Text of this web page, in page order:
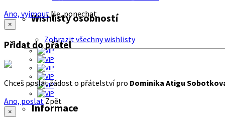
Wishlisty osobností
Zobrazit všechny wishlisty
Informace
Ano, vyjmout Ne, ponechat
×
Přidat do přátel
Chceš poslat žádost o přátelství pro Dominika Atigu
Ano, poslat Zpět
×